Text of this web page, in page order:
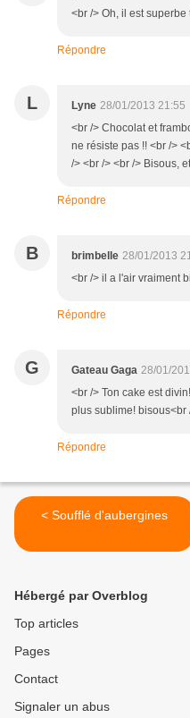
<br /> Oh, il est
Répondre
L Lyne 28/01/2013 21:55
<br /> Chocolat et
ne résiste pas !! <br />
/> <br /> <br /> Bisous,
Répondre
B brimbelle 28/01/2013
<br /> il a l'air vraiment
Répondre
G Gateau Gaga 28/01/
<br /> Ton cake est
plus sublime! bisous<br
Répondre
< Soufflé d'aubergines
Hébergé par Overblog
Top articles
Pages
Contact
Signaler un abus